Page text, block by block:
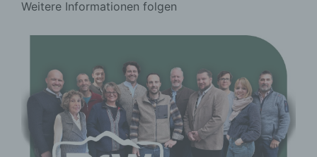
Weitere Informationen folgen